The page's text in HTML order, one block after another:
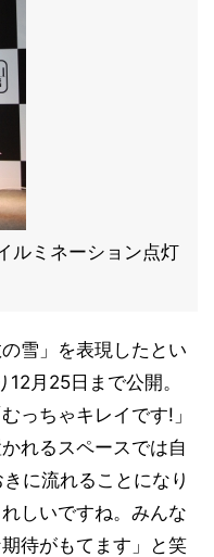
ルミネーション点灯
雪」を表現したとい
月25日まで公開。
っちゃキレイです!」
れるスペースでは自
に流れることになり
しいですね。みんな
待がもてます」と笑